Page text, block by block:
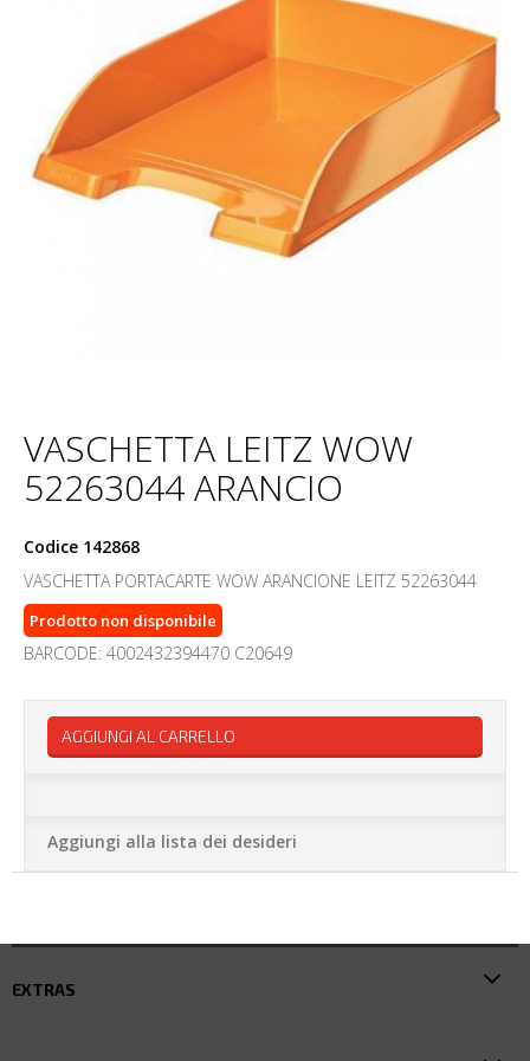
VASCHETTA LEITZ WOW
52263044 ARANCIO
Codice 142868
VASCHETTA PORTACARTE WOW ARANCIONE LEITZ 52263044
Prodotto non disponibile
BARCODE: 4002432394470 C20649
AGGIUNGI AL CARRELLO
Aggiungi alla lista dei desideri
EXTRAS